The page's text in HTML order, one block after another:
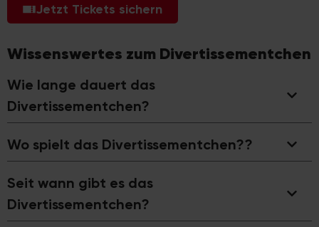
Jetzt Tickets sichern
Wissenswertes zum Divertissementchen
Wie lange dauert das
Divertissementchen?
Wo spielt das Divertissementchen??
Seit wann gibt es das
Divertissementchen?